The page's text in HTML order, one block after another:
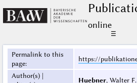
online
☰
Permalink to this
page:
https://
Author(s) |
Huebner, Walter F.